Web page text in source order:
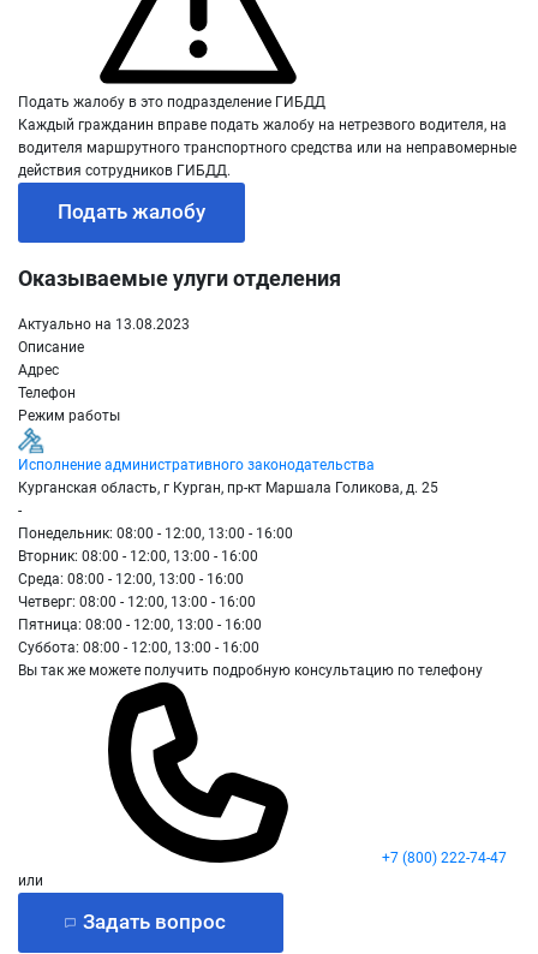
Подать жалобу в это подразделение ГИБДД
Каждый гражданин вправе подать жалобу на нетрезвого водителя, на
водителя маршрутного транспортного средства или на неправомерные
действия сотрудников ГИБДД.
Подать жалобу
Оказываемые улуги отделения
Актуально на 13.08.2023
Описание
Адрес
Телефон
Режим работы
Исполнение административного законодательства
Курганская область, г Курган, пр-кт Маршала Голикова, д. 25
-
Понедельник: 08:00 - 12:00, 13:00 - 16:00
Вторник: 08:00 - 12:00, 13:00 - 16:00
Среда: 08:00 - 12:00, 13:00 - 16:00
Четверг: 08:00 - 12:00, 13:00 - 16:00
Пятница: 08:00 - 12:00, 13:00 - 16:00
Суббота: 08:00 - 12:00, 13:00 - 16:00
Вы так же можете получить подробную консультацию по телефону
+7 (800) 222-74-47
или
Задать вопрос